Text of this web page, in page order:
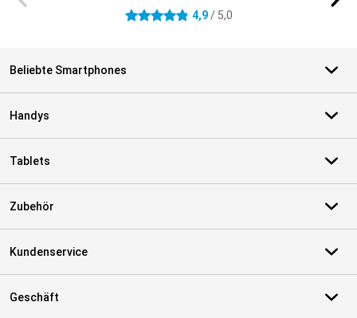
4.9 Sterne 4,9/ 5,0
Beliebte Smartphones
Handys
Tablets
Zubehör
Kundenservice
Geschäft